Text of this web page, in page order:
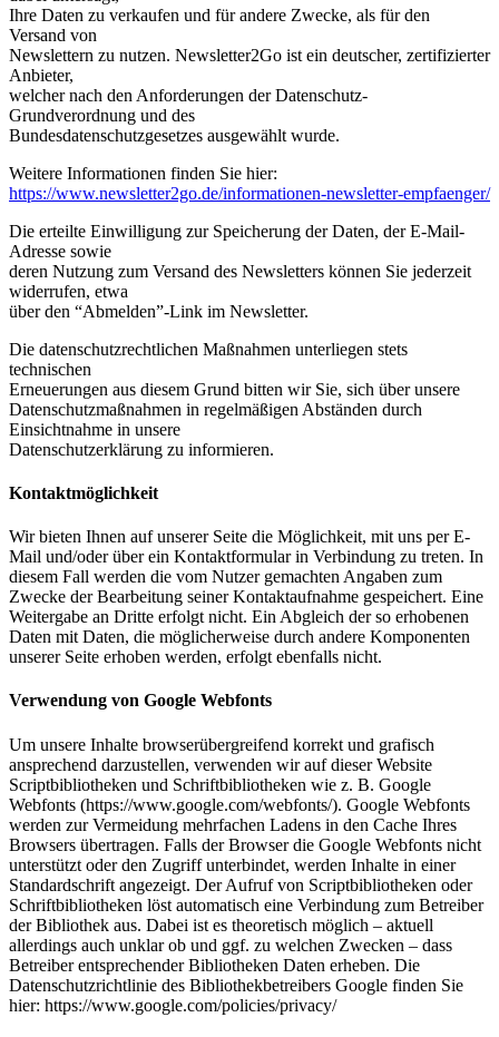
Ihre Daten zu verkaufen und für andere Zwecke, als für den
Versand von
Newslettern zu nutzen. Newsletter2Go ist ein deutscher, zertifizierter
Anbieter,
welcher nach den Anforderungen der Datenschutz-
Grundverordnung und des
Bundesdatenschutzgesetzes ausgewählt wurde.
Weitere Informationen finden Sie hier:
https://www.newsletter2go.de/informationen-newsletter-empfaenger/
Die erteilte Einwilligung zur Speicherung der Daten, der E-Mail-
Adresse sowie
deren Nutzung zum Versand des Newsletters können Sie jederzeit
widerrufen, etwa
über den “Abmelden”-Link im Newsletter.
Die datenschutzrechtlichen Maßnahmen unterliegen stets
technischen
Erneuerungen aus diesem Grund bitten wir Sie, sich über unsere
Datenschutzmaßnahmen in regelmäßigen Abständen durch
Einsichtnahme in unsere
Datenschutzerklärung zu informieren.
Kontaktmöglichkeit
Wir bieten Ihnen auf unserer Seite die Möglichkeit, mit uns per E-
Mail und/oder über ein Kontaktformular in Verbindung zu treten. In
diesem Fall werden die vom Nutzer gemachten Angaben zum
Zwecke der Bearbeitung seiner Kontaktaufnahme gespeichert. Eine
Weitergabe an Dritte erfolgt nicht. Ein Abgleich der so erhobenen
Daten mit Daten, die möglicherweise durch andere Komponenten
unserer Seite erhoben werden, erfolgt ebenfalls nicht.
Verwendung von Google Webfonts
Um unsere Inhalte browserübergreifend korrekt und grafisch
ansprechend darzustellen, verwenden wir auf dieser Website
Scriptbibliotheken und Schriftbibliotheken wie z. B. Google
Webfonts (https://www.google.com/webfonts/). Google Webfonts
werden zur Vermeidung mehrfachen Ladens in den Cache Ihres
Browsers übertragen. Falls der Browser die Google Webfonts nicht
unterstützt oder den Zugriff unterbindet, werden Inhalte in einer
Standardschrift angezeigt. Der Aufruf von Scriptbibliotheken oder
Schriftbibliotheken löst automatisch eine Verbindung zum Betreiber
der Bibliothek aus. Dabei ist es theoretisch möglich – aktuell
allerdings auch unklar ob und ggf. zu welchen Zwecken – dass
Betreiber entsprechender Bibliotheken Daten erheben. Die
Datenschutzrichtlinie des Bibliothekbetreibers Google finden Sie
hier: https://www.google.com/policies/privacy/